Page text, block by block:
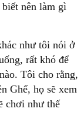
nên làm gì
như tôi nói ở
rất khó để
Tôi cho rằng,
Ghế, họ sẽ xem
chơi như thế